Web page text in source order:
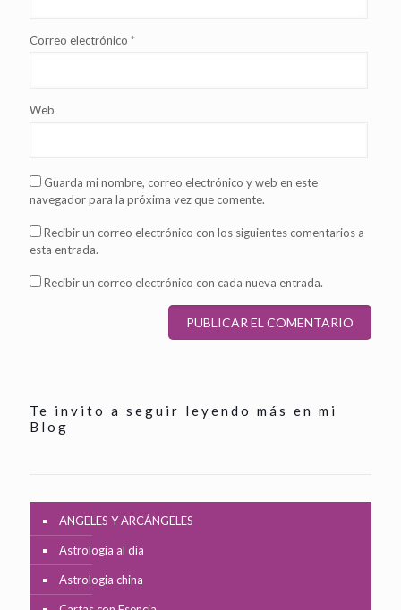
Correo electrónico *
Web
Guarda mi nombre, correo electrónico y web en este
navegador para la próxima vez que comente.
Recibir un correo electrónico con los siguientes comentarios a
esta entrada.
Recibir un correo electrónico con cada nueva entrada.
Te invito a seguir leyendo más en mi
Blog
ANGELES Y ARCÁNGELES
Astrología al día
Astrologia china